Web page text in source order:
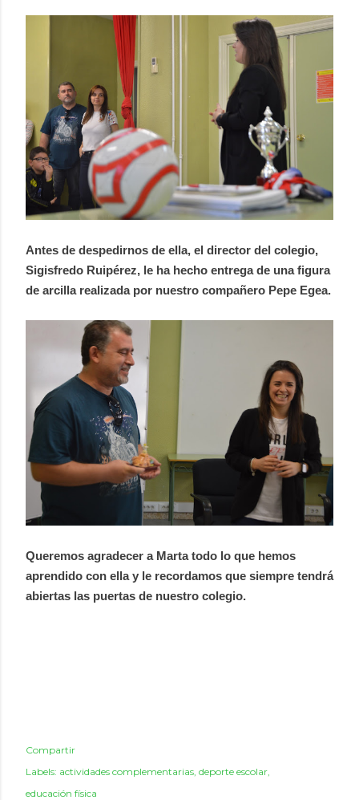
Antes de despedirnos de ella, el director del colegio,
Sigisfredo Ruipérez, le ha hecho entrega de una figura
de arcilla realizada por nuestro compañero Pepe Egea.
Queremos agradecer a Marta todo lo que hemos
aprendido con ella y le recordamos que siempre tendrá
abiertas las puertas de nuestro colegio.
Compartir
Labels: actividades complementarias deporte escolar
educación física